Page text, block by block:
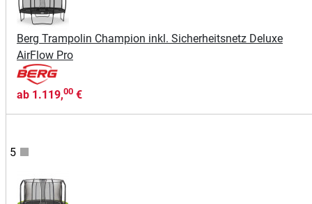
Berg Trampolin Champion inkl. Sicherheitsnetz Deluxe
AirFlow Pro
ab 1.119,00 €
5